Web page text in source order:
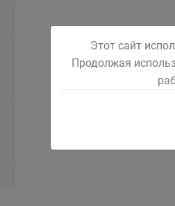
Этот сайт
Продолжая